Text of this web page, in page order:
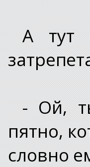
А тут
- Ой,
пятно,
словно